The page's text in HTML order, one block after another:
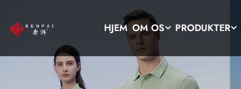
HJEM OM OS PRODUKTER